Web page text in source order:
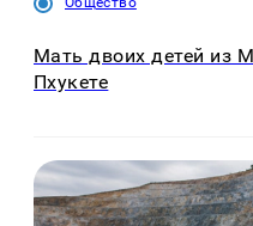
Мать двоих детей из
Пхукете